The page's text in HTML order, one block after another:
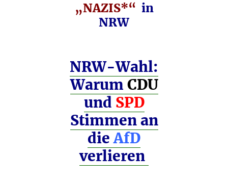
„NAZIS*“ in
NRW
NRW-Wahl:
Warum CDU
und SPD
Stimmen an
dieAfD
verlieren